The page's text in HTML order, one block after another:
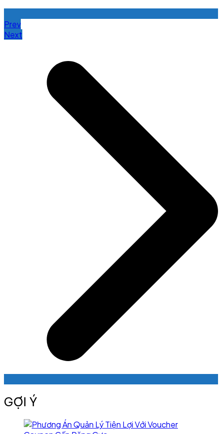
Prev
Next
GỢI Ý